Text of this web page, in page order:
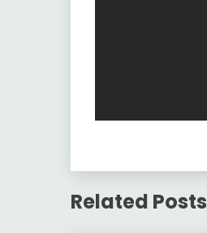
Related Posts